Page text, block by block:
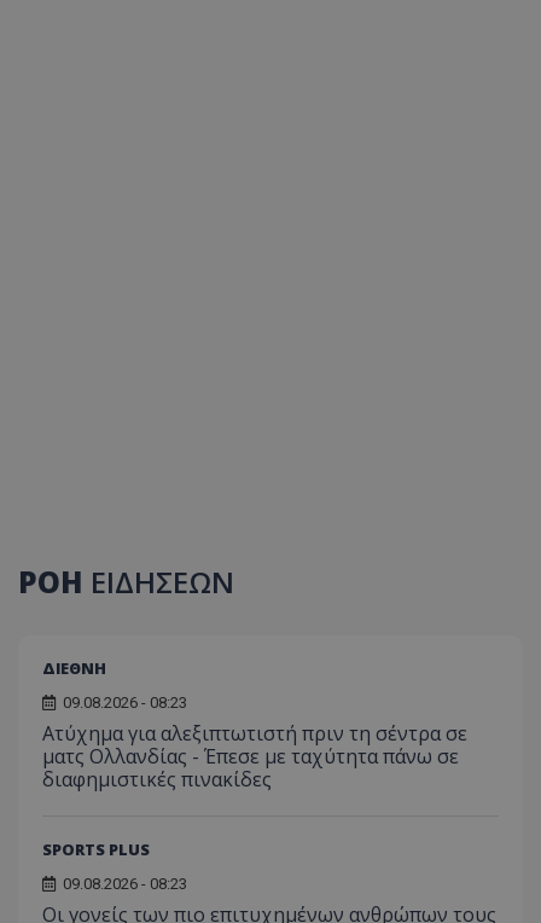
ΡΟΗ ΕΙΔΗΣΕΩΝ
ΔΙΕΘΝΗ
09.08.2026 - 08:23
Ατύχημα για αλεξιπτωτιστή πριν τη σέντρα σε
ματς Ολλανδίας - Έπεσε με ταχύτητα πάνω σε
διαφημιστικές πινακίδες
SPORTS PLUS
09.08.2026 - 08:23
Οι γονείς των πιο επιτυχημένων ανθρώπων τους